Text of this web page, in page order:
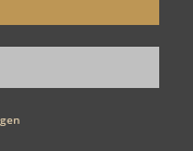
eine große Auswahl an